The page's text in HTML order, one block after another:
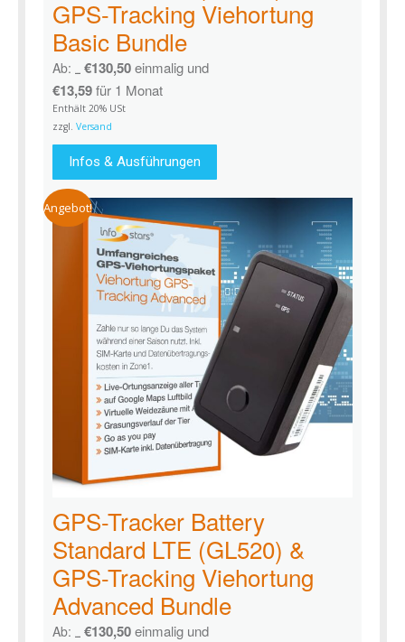
GPS-Tracking Viehortung
Basic Bundle
Ab: €130,50einmalig und
€13,59für 1 Monat
Enthält 20% USt
zzgl. Versand
Infos & Ausführungen
Angebot!
GPS-Tracker Battery
Standard LTE (GL520) &
GPS-Tracking Viehortung
Advanced Bundle
Ab: €130,50einmalig und